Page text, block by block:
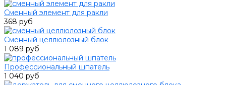
Сменный элемент для ракли
368 руб
Сменный целлюлозный блок
1 089 руб
Профессиональный шпатель
1 040 руб